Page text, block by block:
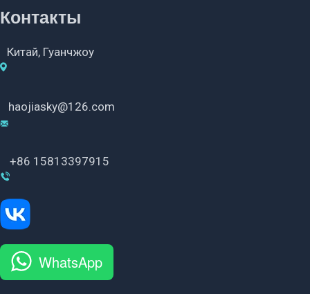
Контакты
Китай, Гуанчжоу
haojiasky@126.com
+86 15813397915
WhatsApp